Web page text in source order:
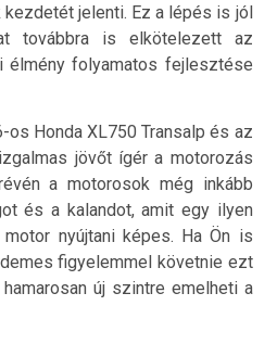
jelenti. Ez a lépés is jól
továbbra is elkötelezett az
élmény folyamatos fejlesztése
Honda XL750 Transalp és az
jövőt ígér a motorozás
a motorosok még inkább
és a kalandot, amit egy ilyen
nyújtani képes. Ha Ön is
figyelemmel követnie ezt
új szintre emelheti a